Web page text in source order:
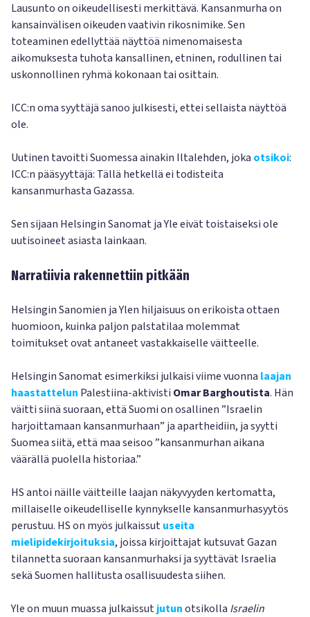
Lausunto on oikeudellisesti merkittävä. Kansanmurha on
kansainvälisen oikeuden vaativin rikosnimike. Sen
toteaminen edellyttää näyttöä nimenomaisesta
aikomuksesta tuhota kansallinen, etninen, rodullinen tai
uskonnollinen ryhmä kokonaan tai osittain.
ICC:n oma syyttäjä sanoo julkisesti, ettei sellaista näyttöä
ole.
Uutinen tavoitti Suomessa ainakin Iltalehden, joka otsikoi:
ICC:n pääsyyttäjä: Tällä hetkellä ei todisteita
kansanmurhasta Gazassa.
Sen sijaan Helsingin Sanomat ja Yle eivät toistaiseksi ole
uutisoineet asiasta lainkaan.
Narratiivia rakennettiin pitkään
Helsingin Sanomien ja Ylen hiljaisuus on erikoista ottaen
huomioon, kuinka paljon palstatilaa molemmat
toimitukset ovat antaneet vastakkaiselle väitteelle.
Helsingin Sanomat esimerkiksi julkaisi viime vuonna laajan
haastattelun Palestiina-aktivisti Omar Barghoutista. Hän
väitti siinä suoraan, että Suomi on osallinen ”Israelin
harjoittamaan kansanmurhaan” ja apartheidiin, ja syytti
Suomea siitä, että maa seisoo ”kansanmurhan aikana
väärällä puolella historiaa.”
HS antoi näille väitteille laajan näkyvyyden kertomatta,
millaiselle oikeudelliselle kynnykselle kansanmurhasyytös
perustuu. HS on myös julkaissutuseita
mielipidekirjoituksia, joissa kirjoittajat kutsuvat Gazan
tilannetta suoraan kansanmurhaksi ja syyttävät Israelia
sekä Suomen hallitusta osallisuudesta siihen.
Yle on muun muassa julkaissutjutunotsikolla Israelin